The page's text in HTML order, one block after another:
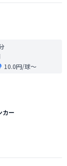
10.0円/球〜
カー